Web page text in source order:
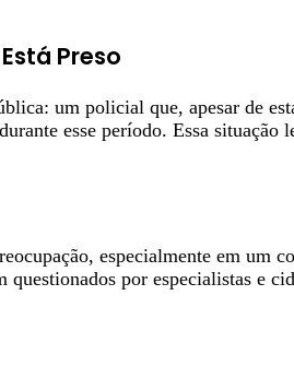
Preso
um policial que, apesar de
esse período. Essa situação
especialmente em um
por especialistas e